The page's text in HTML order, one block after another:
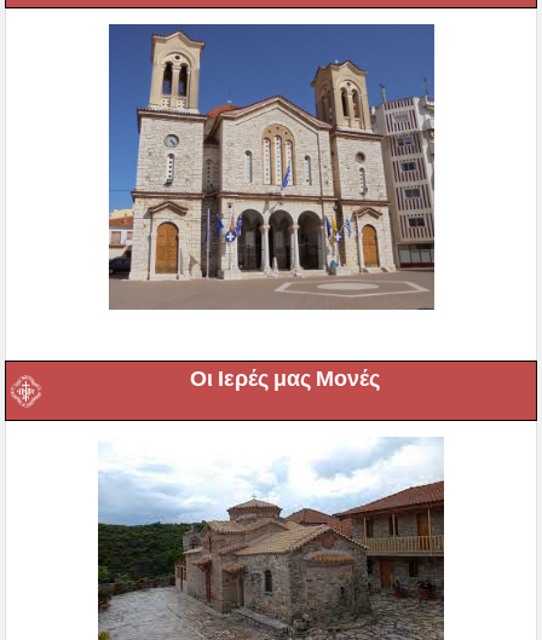
Οι Ιερές μας Μονές